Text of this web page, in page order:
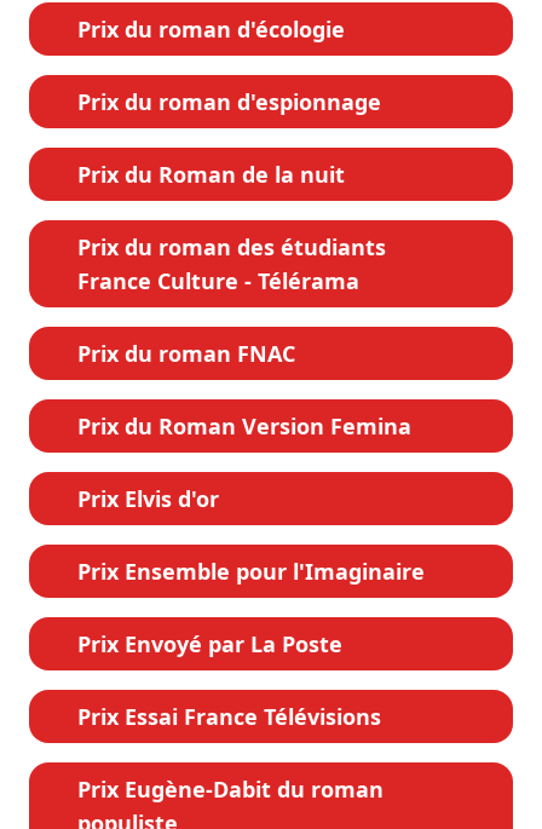
Prix du roman d'écologie
Prix du roman d'espionnage
Prix du Roman de la nuit
Prix du roman des étudiants
France Culture - Télérama
Prix du roman FNAC
Prix du Roman Version Femina
Prix Elvis d'or
Prix Ensemble pour l'Imaginaire
Prix Envoyé par La Poste
Prix Essai France Télévisions
Prix Eugène-Dabit du roman
populiste